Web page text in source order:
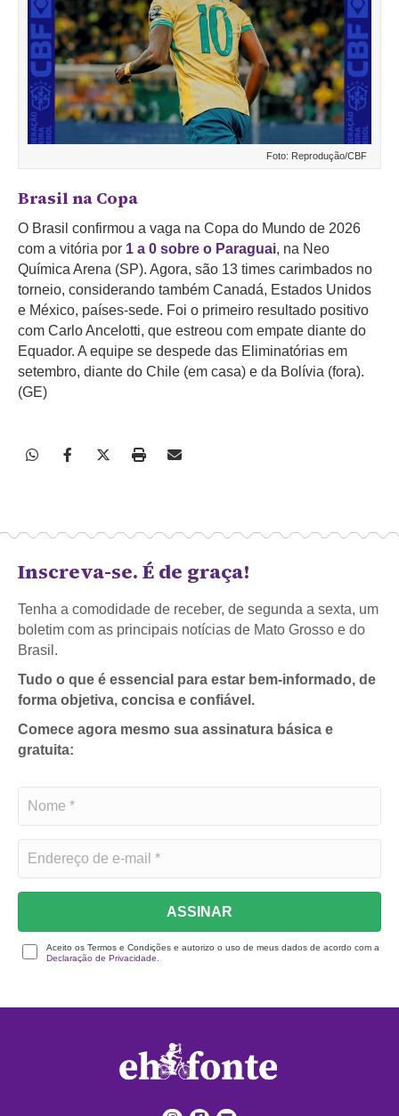
Foto: Reprodução/CBF
Brasil na Copa
O Brasil confirmou a vaga na Copa do Mundo de 2026
com a vitória por 1 a 0 sobre o Paraguai, na Neo
Química Arena (SP). Agora, são 13 times carimbados no
torneio, considerando também Canadá, Estados Unidos
e México, países-sede. Foi o primeiro resultado positivo
com Carlo Ancelotti, que estreou com empate diante do
Equador. A equipe se despede das Eliminatórias em
setembro, diante do Chile (em casa) e da Bolívia (fora).
(GE)
Inscreva-se. É de graça!
Tenha a comodidade de receber, de segunda a sexta, um
boletim com as principais notícias de Mato Grosso e do
Brasil.
Tudo o que é essencial para estar bem-informado, de
forma objetiva, concisa e confiável.
Comece agora mesmo sua assinatura básica e
gratuita:
ASSINAR
Aceito os Termos e Condições e autorizo o uso de meus dados de acordo com a
Declaração de Privacidade.